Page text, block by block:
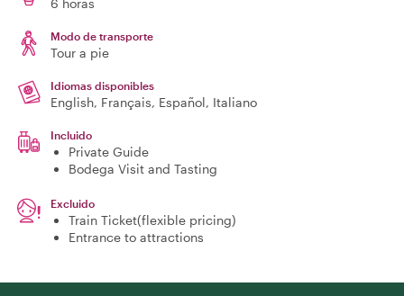
6 horas
Modo de transporte
Tour a pie
Idiomas disponibles
English, Français, Español, Italiano
Incluido
Private Guide
Bodega Visit and Tasting
Excluido
Train Ticket(flexible pricing)
Entrance to attractions